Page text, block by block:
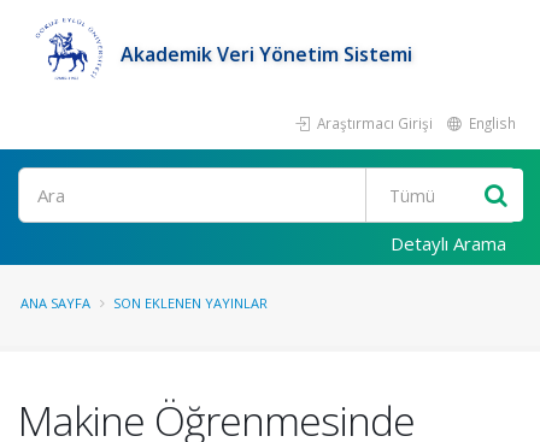
Akademik Veri Yönetim Sistemi
Araştırmacı Girişi English
Ara
Detaylı Arama
ANA SAYFA SON EKLENEN YAYINLAR
Makine Öğrenmesinde